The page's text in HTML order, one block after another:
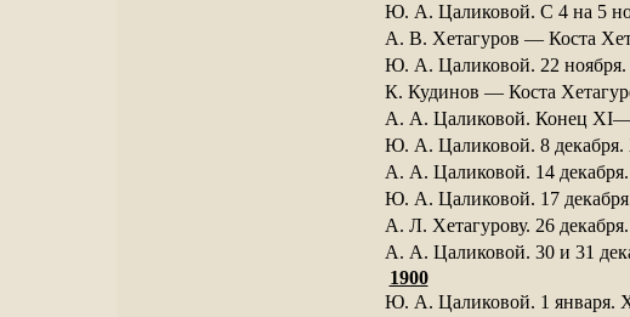
Ю. А. Цаликовой. С 4 на 5
А. В. Хетагуров — Коста
Ю. А. Цаликовой. 22 ноября.
К. Кудинов — Коста
А. А. Цаликовой. Конец
Ю. А. Цаликовой. 8 декабря.
А. А. Цаликовой. 14
Ю. А. Цаликовой. 17
А. Л. Хетагурову. 26
А. А. Цаликовой. 30 и 31
1900
Ю. А. Цаликовой. 1 января.